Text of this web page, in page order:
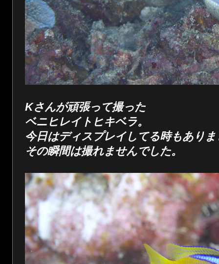
Kさんが頑張って撮った
ベニヒレイトヒキベラ。
今日はディスプレイしてる時もあり
その瞬間は撮れませんでした。